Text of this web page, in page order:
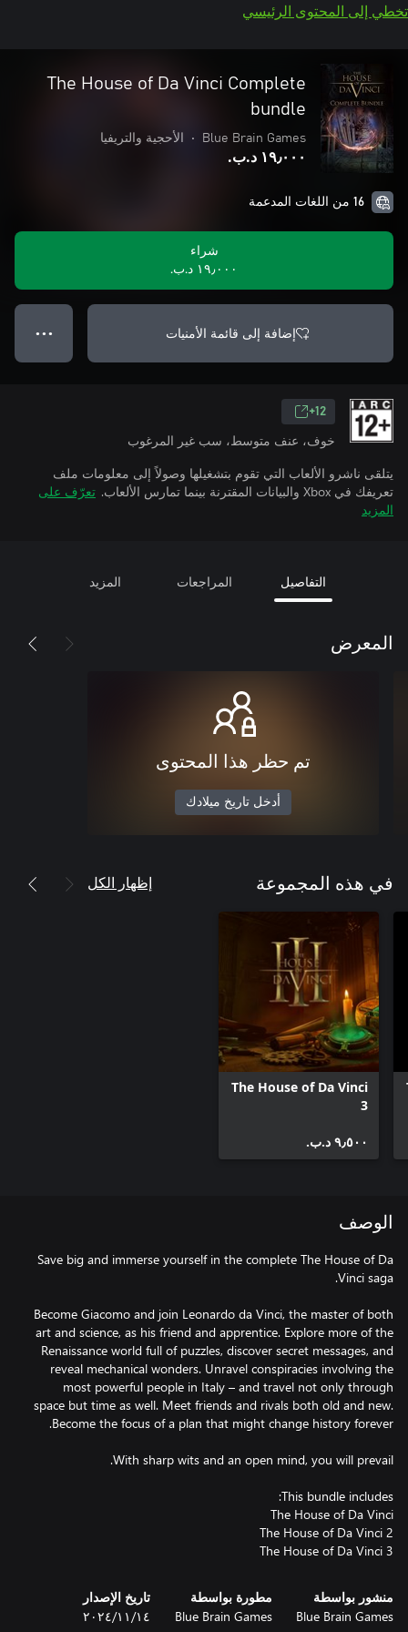
تخطي إلى المحتوى الرئيسي
The House of Da Vinci Complete
bundle
Blue Brain Games
• الأحجية والتريفيا
١٩٫٠٠٠ د.ب.‏
16 من اللغات المدعمة
شراء
١٩٫٠٠٠ د.ب.‏
إضافة إلى قائمة الأمنيات ● ● ●
12+
خوف، عنف متوسط، سب غير المرغوب
يتلقى ناشرو الألعاب التي تقوم بتشغيلها وصولاً إلى معلومات ملف
تعريفك في Xbox والبيانات المقترنة بينما تمارس الألعاب.
تعرّف على
المزيد
التفاصيل المراجعات المزيد
المعرض
تم حظر هذا المحتوى
أدخل تاريخ ميلادك
في هذه المجموعة إظهار الكل
The House of Da Vinci
3
٩٫٥٠٠ د.ب.‏
الوصف
Save big and immerse yourself in the complete The House of Da
Become Giacomo and join Leonardo da Vinci, the master of both
art and science, as his friend and apprentice. Explore more of the
Renaissance world full of puzzles, discover secret messages, and
reveal mechanical wonders. Unravel conspiracies involving the
most powerful people in Italy – and travel not only through
space but time as well. Meet friends and rivals both old and new.
The House of Da Vinci 3
منشور بواسطة
Blue Brain Games
مطورة بواسطة
Blue Brain Games
تاريخ الإصدار
١٤‏/١١‏/٢٠٢٤